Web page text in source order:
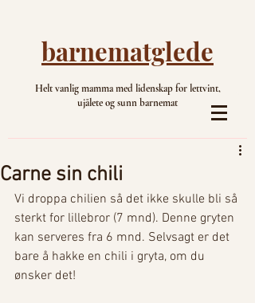
barnematglede
Helt vanlig mamma med lidenskap for lettvint,
ujålete og sunn barnemat
Carne sin chili
Vi droppa chilien så det ikke skulle bli så
sterkt for lillebror (7 mnd). Denne gryten
kan serveres fra 6 mnd. Selvsagt er det
bare å hakke en chili i gryta, om du
ønsker det!